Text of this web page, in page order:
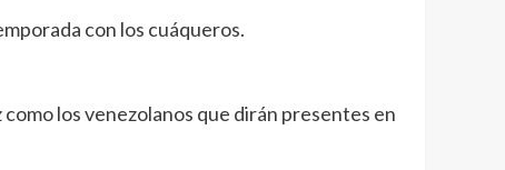
con los cuáqueros.
los venezolanos que dirán presentes en